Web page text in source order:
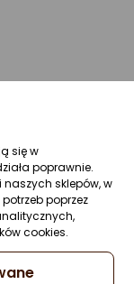
się w
poprawnie.
sklepów, w
poprzez
cookies.